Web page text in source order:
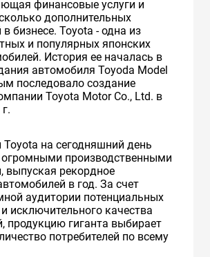
финансовые услуги и
дополнительных
бизнесе. Toyota - одна из
и популярных японских
История ее началась в
автомобиля Toyoda Model
последовало создание
Toyota Motor Co., Ltd. в
Toyota на сегодняшний день
огромными производственными
выпуская рекордное
в год. За счет
аудитории потенциальных
исключительного качества
продукцию гиганта выбирает
потребителей по всему